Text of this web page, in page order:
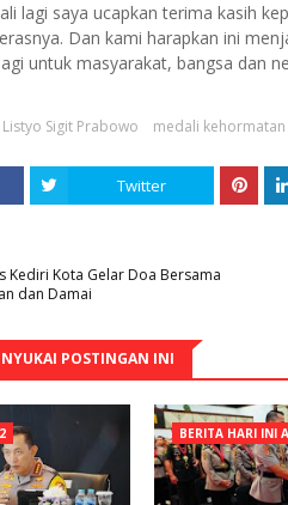
lagi saya ucapkan terima kasih
Dan kami harapkan ini
untuk masyarakat, bangsa dan
Sigit Prabowo medali
Twitter
Kediri Kota Gelar Doa Bersama
dan Damai
POSTINGAN INI
BERITA HARI INI